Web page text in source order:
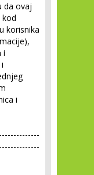
da ovaj
korisnika
i
i